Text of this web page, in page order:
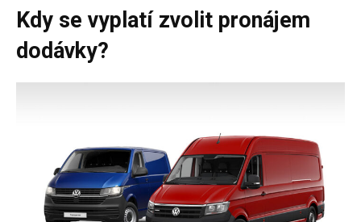
Kdy se vyplatí zvolit pronájem
dodávky?